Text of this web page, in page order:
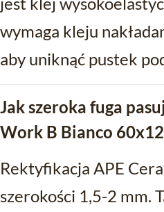
wymaga kleju
aby uniknąć pustek
Jak szeroka fuga
Work B Bianco
Rektyfikacja APE
szerokości 1,5-2 mm.